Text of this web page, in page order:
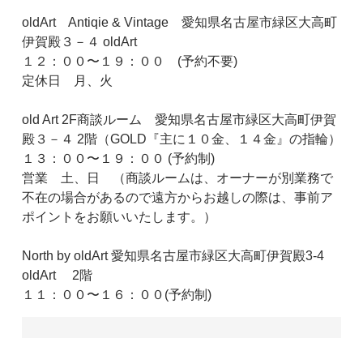
oldArt Antiqie & Vintage 愛知県名古屋市緑区大高町
伊賀殿３－４ oldArt
１２：００〜１９：００ (予約不要)
定休日 月、火
old Art 2F商談ルーム 愛知県名古屋市緑区大高町伊賀
殿３－４ 2階（GOLD『主に１０金、１４金』の指輪）
１３：００〜１９：００ (予約制)
営業 土、日 （商談ルームは、オーナーが別業務で
不在の場合があるので遠方からお越しの際は、事前ア
ポイントをお願いいたします。）
North by oldArt 愛知県名古屋市緑区大高町伊賀殿3-4
oldArt 2階
１１：００〜１６：００(予約制)